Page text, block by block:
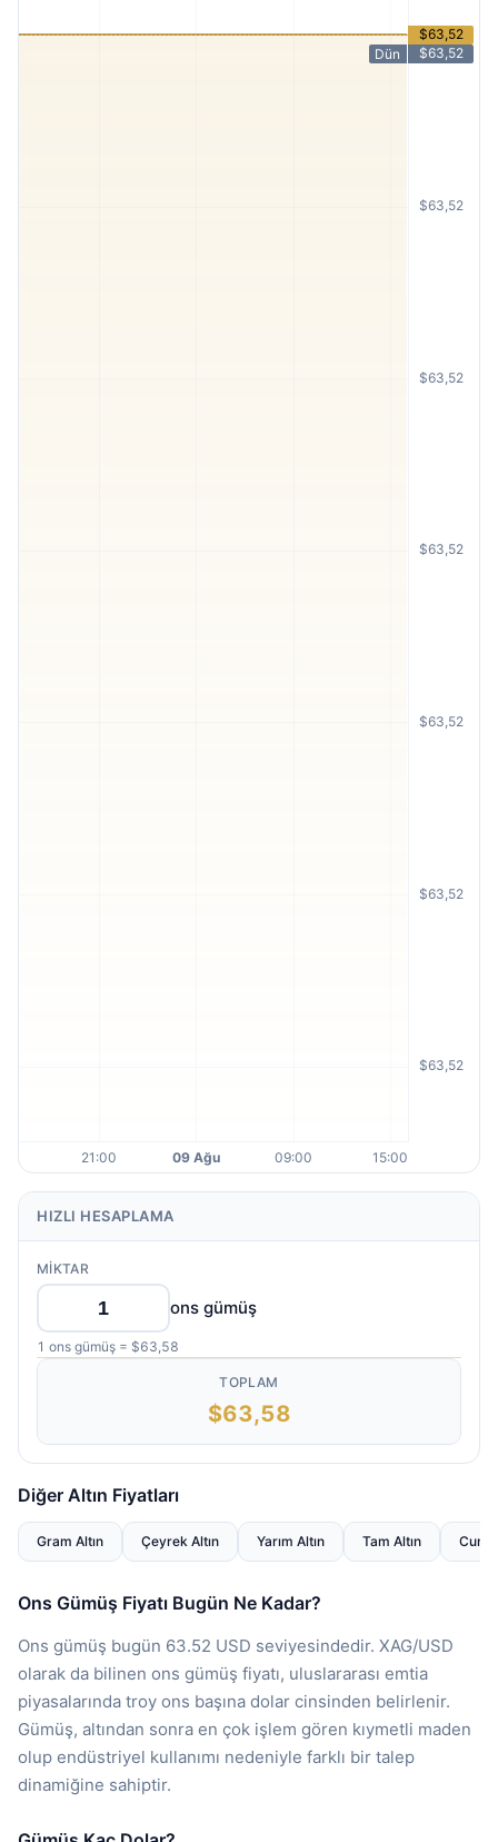
HIZLI HESAPLAMA
MIKTAR
ons gümüş
1 ons gümüş = $63,58
TOPLAM
$63,58
Diğer Altın Fiyatları
Gram Altın Çeyrek Altın Yarım Altın Tam Altın
Ons Gümüş Fiyatı Bugün Ne Kadar?
Ons gümüş bugün 63.52 USD seviyesindedir. XAG/USD
olarak da bilinen ons gümüş fiyatı, uluslararası emtia
piyasalarında troy ons başına dolar cinsinden belirlenir.
Gümüş, altından sonra en çok işlem gören kıymetli maden
olup endüstriyel kullanımı nedeniyle farklı bir talep
dinamiğine sahiptir.